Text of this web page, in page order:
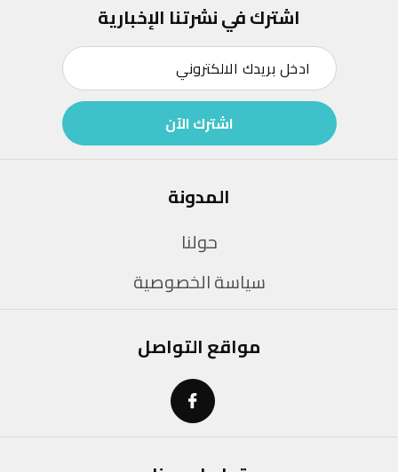
اشترك في نشرتنا الإخبارية
اشترك الآن
المدونة
حولنا
سياسة الخصوصية
مواقع التواصل